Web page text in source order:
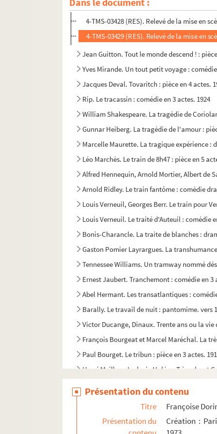
Françoise Dorin. Le Tournant : pièce en 4 actes.
4-TMS-03428 (RES). Relevé de la mise en
4-TMS-03429 (RES). Relevé de la mise en
Jean Guitton. Tout le monde descend ! :
Yves Mirande. Un tout petit voyage :
Jacques Deval. Tovaritch : pièce en 4 actes.
Rip. Le tracassin : comédie en 3 actes. 1924
William Shakespeare. La tragédie de
Gunnar Heiberg. La tragédie de l'amour :
Marcelle Maurette. La tragique expérience :
Léo Marchès. Le train de 8h47 : pièce en 5
Alfred Hennequin, Arnold Mortier, Albert de
Arnold Ridley. Le train fantôme : comédie
Louis Verneuil, Georges Berr. Le train pour
Louis Verneuil. Le traité d'Auteuil : comédie
Bonis-Charancle. La traite de blanches :
Gaston Pomier Layrargues. La
Tennessee Williams. Un tramway nommé
Ernest Jaubert. Tranchemont : comédie en 3
Abel Hermant. Les transatlantiques :
Barally. Le travail de nuit : pantomime. vers
Victor Ducange, Dinaux. Trente ans ou la
François Bourgeat et Marcel Maréchal. La
Paul Bourget. Le tribun : pièce en 3 actes.
Henri Meilhac, Ludovic Halévy. Tricoche et
Paul Claudel. La trilogie des Coûfontaine.
Alexandre Bisson, Julien Berr de Turique.
Présentation du contenu
Titre
Françoise
Présentation du
Création :